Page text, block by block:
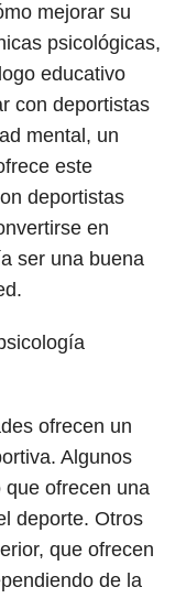
mejorar su
psicológicas,
educativo
con deportistas
mental, un
este
deportistas
en
ser una buena
ofrecen un
Algunos
ofrecen una
deporte. Otros
que ofrecen
de la